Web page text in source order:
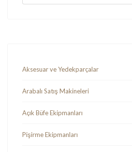
Aksesuar ve Yedekparçalar
Arabalı Satış Makineleri
Açık Büfe Ekipmanları
Pişirme Ekipmanları